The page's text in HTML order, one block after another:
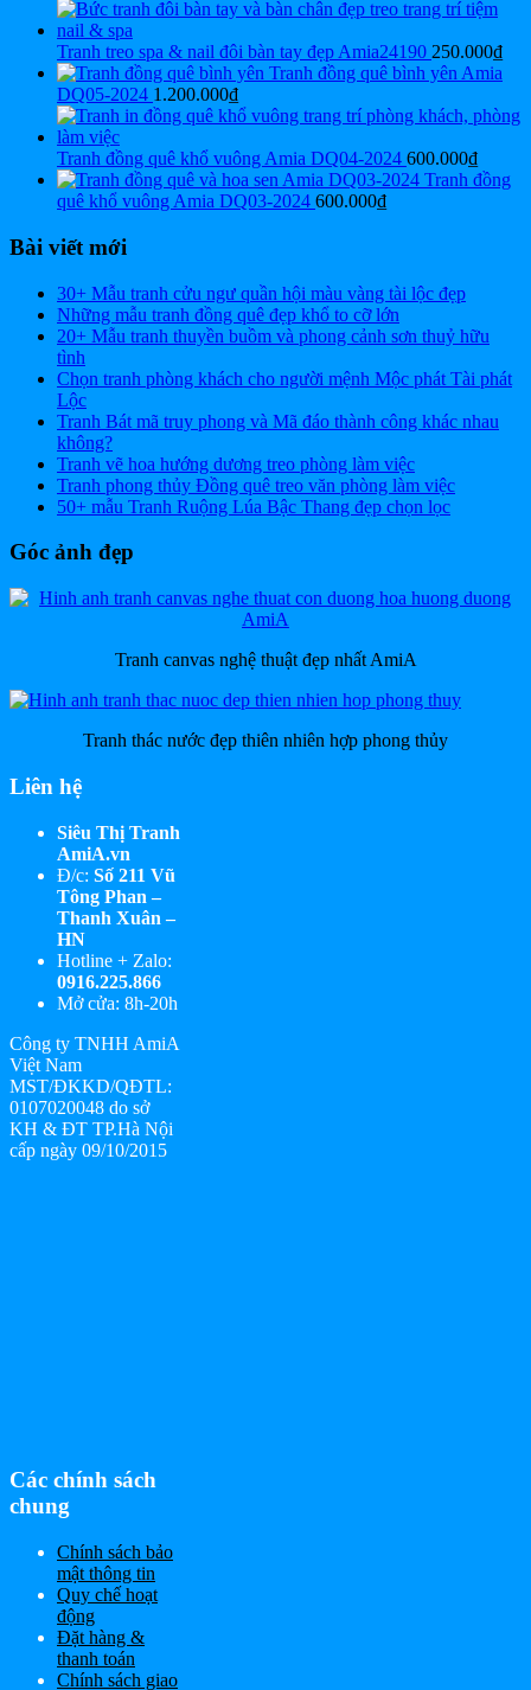
Tranh treo spa & nail đôi bàn tay đẹp Amia24190 250.000₫
Tranh đồng quê bình yên Amia
DQ05-2024 1.200.000₫
Tranh đồng quê khổ vuông Amia DQ04-2024 600.000₫
Tranh đồng
quê khổ vuông Amia DQ03-2024 600.000₫
Bài viết mới
30+ Mẫu tranh cửu ngư quần hội màu vàng tài lộc đẹp
Những mẫu tranh đồng quê đẹp khổ to cỡ lớn
20+ Mẫu tranh thuyền buồm và phong cảnh sơn thuỷ hữu
tình
Chọn tranh phòng khách cho người mệnh Mộc phát Tài phát
Lộc
Tranh Bát mã truy phong và Mã đáo thành công khác nhau
không?
Tranh vẽ hoa hướng dương treo phòng làm việc
Tranh phong thủy Đồng quê treo văn phòng làm việc
50+ mẫu Tranh Ruộng Lúa Bậc Thang đẹp chọn lọc
Góc ảnh đẹp
Tranh canvas nghệ thuật đẹp nhất AmiA
Tranh thác nước đẹp thiên nhiên hợp phong thủy
Liên hệ
Siêu Thị Tranh
AmiA.vn
Đ/c: Số 211 Vũ
Tông Phan –
Thanh Xuân –
HN
Hotline + Zalo:
0916.225.866
Mở cửa: 8h-20h
Công ty TNHH AmiA
Việt Nam
MST/ĐKKD/QĐTL:
0107020048 do sở
KH & ĐT TP.Hà Nội
cấp ngày 09/10/2015
Các chính sách
chung
Chính sách bảo
mật thông tin
Quy chế hoạt
động
Đặt hàng &
thanh toán
Chính sách giao